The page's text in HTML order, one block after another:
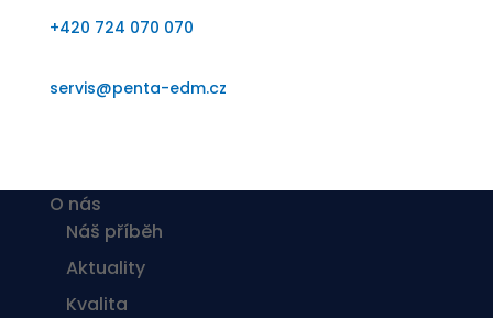
+420 724 070 070
servis@penta-edm.cz
O nás
Náš příběh
Aktuality
Kvalita